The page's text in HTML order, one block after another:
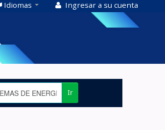
Idiomas Ingresar a su cuenta
Ir